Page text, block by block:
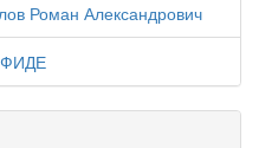
Роман Александрович
ФИДЕ